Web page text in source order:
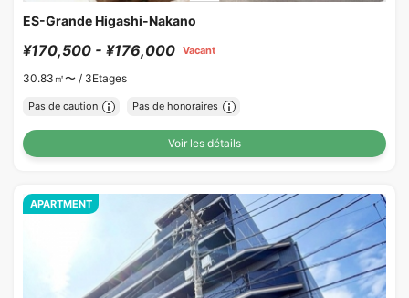
ES-Grande Higashi-Nakano
¥170,500 - ¥176,000 Vacant
30.83㎡〜 / 3Etages
Pas de caution Pas de honoraires
Voir les détails
APARTMENT